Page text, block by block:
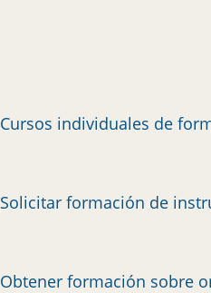
Cursos individuales de
Solicitar formación de
Obtener formación sobre